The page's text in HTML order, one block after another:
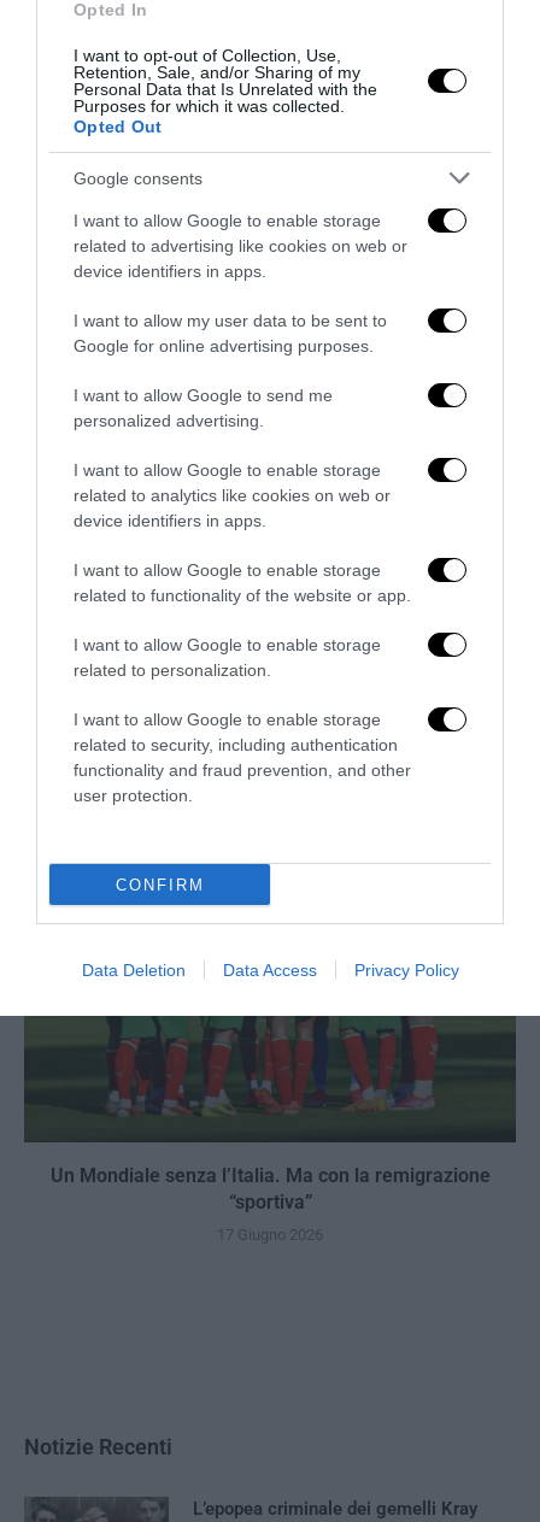
Opted In
I want to opt-out of Collection, Use,
Retention, Sale, and/or Sharing of my
Personal Data that Is Unrelated with the
Purposes for which it was collected.
Opted Out
Google consents
I want to allow Google to enable storage
related to advertising like cookies on web or
device identifiers in apps.
I want to allow my user data to be sent to
Google for online advertising purposes.
I want to allow Google to send me
personalized advertising.
I want to allow Google to enable storage
related to analytics like cookies on web or
device identifiers in apps.
I want to allow Google to enable storage
related to functionality of the website or app.
I want to allow Google to enable storage
related to personalization.
I want to allow Google to enable storage
related to security, including authentication
functionality and fraud prevention, and other
user protection.
CONFIRM
Data Deletion Data Access Privacy Policy
Spagna tornata alle origini
14 Luglio 2026
Trump e Infantino: oltre l’ultimo Mondiale dell’umanità
9 Luglio 2026
Un Mondiale senza l’Italia. Ma con la remigrazione
“sportiva”
17 Giugno 2026
Notizie Recenti
L’epopea criminale dei gemelli Kray